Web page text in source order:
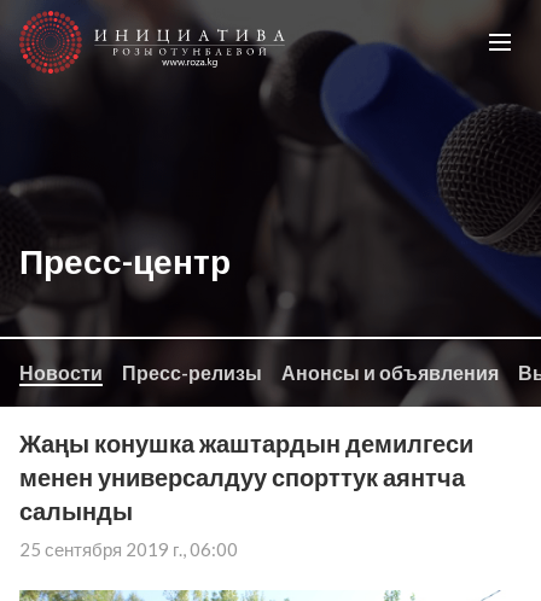
Пресс-центр
Новости Пресс-релизы Анонсы и объявления
Жаңы конушка жаштардын демилгеси
менен универсалдуу спорттук аянтча
салынды
25 сентября 2019 г., 06:00